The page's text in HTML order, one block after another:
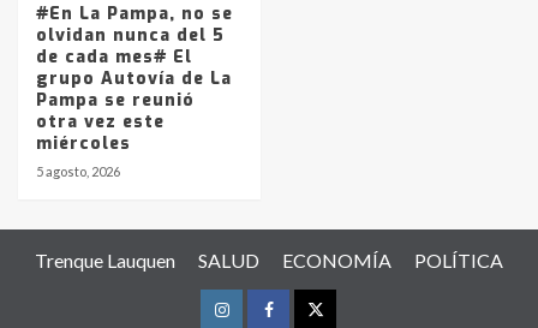
#En La Pampa, no se
olvidan nunca del 5
de cada mes# El
grupo Autovía de La
Pampa se reunió
otra vez este
miércoles
5 agosto, 2026
Trenque Lauquen SALUD ECONOMÍA POLÍTICA